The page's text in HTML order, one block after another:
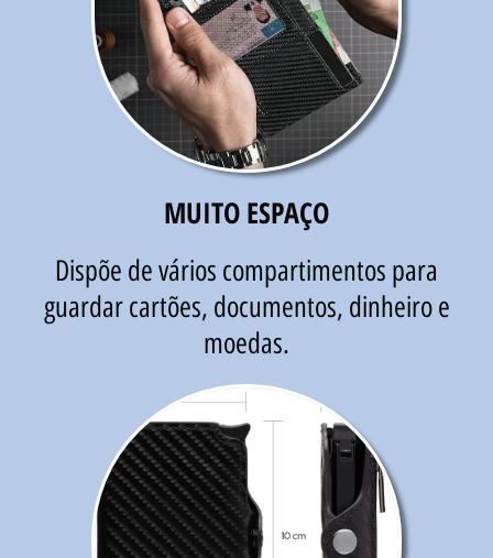
MUITO ESPAÇO
Dispõe de vários compartimentos para
guardar cartões, documentos, dinheiro e
moedas.